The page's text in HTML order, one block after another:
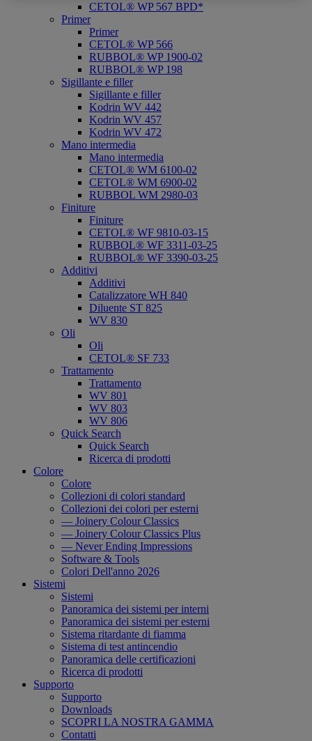
CETOL® WP 567 BPD*
Primer
Primer
CETOL® WP 566
RUBBOL® WP 1900-02
RUBBOL® WP 198
Sigillante e filler
Sigillante e filler
Kodrin WV 442
Kodrin WV 457
Kodrin WV 472
Mano intermedia
Mano intermedia
CETOL® WM 6100-02
CETOL® WM 6900-02
RUBBOL WM 2980-03
Finiture
Finiture
CETOL® WF 9810-03-15
RUBBOL® WF 3311-03-25
RUBBOL® WF 3390-03-25
Additivi
Additivi
Catalizzatore WH 840
Diluente ST 825
WV 830
Oli
Oli
CETOL® SF 733
Trattamento
Trattamento
WV 801
WV 803
WV 806
Quick Search
Quick Search
Ricerca di prodotti
Colore
Colore
Collezioni di colori standard
Collezioni dei colori per esterni
— Joinery Colour Classics
— Joinery Colour Classics Plus
— Never Ending Impressions
Software & Tools
Colori Dell'anno 2026
Sistemi
Sistemi
Panoramica dei sistemi per interni
Panoramica dei sistemi per esterni
Sistema ritardante di fiamma
Sistema di test antincendio
Panoramica delle certificazioni
Ricerca di prodotti
Supporto
Supporto
Downloads
SCOPRI LA NOSTRA GAMMA
Contatti